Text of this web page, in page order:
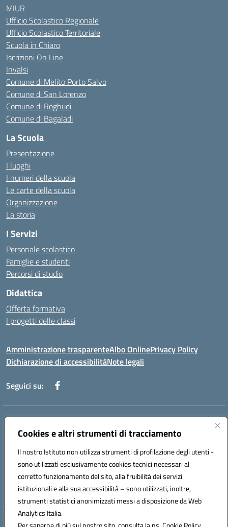
Cookies e altri strumenti di tracciamento
Il nostro Istituto non utilizza strumenti di profilazione degli utenti -
sono utilizzati esclusivamente cookies tecnici necessari al
corretto funzionamento del sito, alla fruibilità dei servizi
istituzionali e alla sua accessibilità – sono utilizzati, inoltre,
strumenti statistici anonimizzati messi a disposizione da Web
Analytics Italia.
MIUR
Ufficio Scolastico Regionale
Ufficio Scolastico Territoriale
Scuola in Chiaro
Iscrizioni On Line
Invalsi
Comune di Melito Porto Salvo
Comune di San Lorenzo
Comune di Roghudi
Comune di Bagaladi
La Scuola
Presentazione
I luoghi
I numeri della scuola
Le carte della scuola
Organizzazione
La storia
I Servizi
Personale scolastico
Famiglie e studenti
Percorsi di studio
Didattica
Offerta formativa
I progetti delle classi
Amministrazione trasparenteAlbo OnlinePrivacy Policy
Dichiarazione di accessibilitàNote legali
Seguici su:
Indirizzo:
Centralino:+39 0965 78 12 60 Email:rcic841003@istruzione.it
Codice fiscale: 92034530805
Codice meccanografico:
rcic841003
Codice Indice delle Pubbliche Amministrazioni (IPA): istsc_rcic841003
Hosting & Powered by 3D Solution S.r.l.